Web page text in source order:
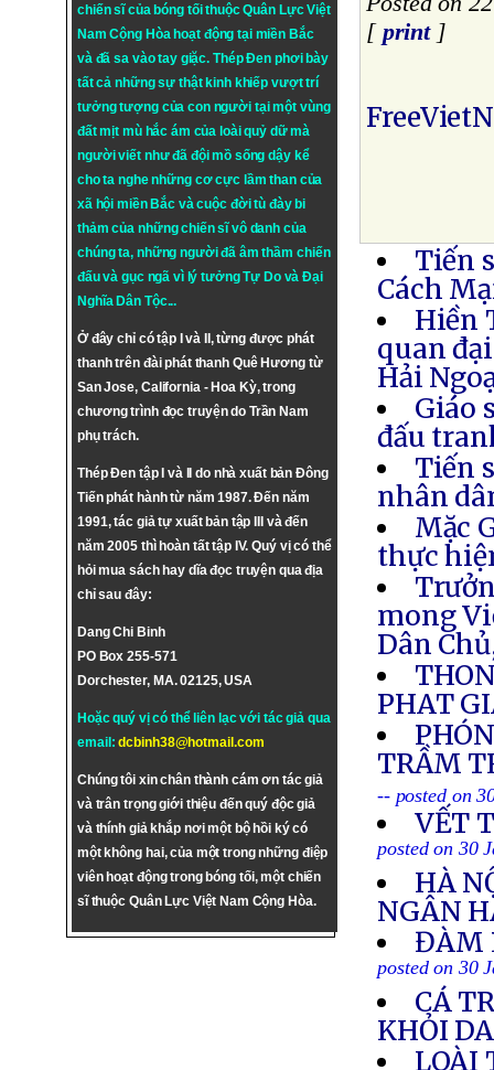
chiến sĩ của bóng tối thuộc Quân Lực Việt
Nam Cộng Hòa hoạt động tại miền Bắc
và đã sa vào tay giặc. Thép Đen phơi bày
tất cả những sự thật kinh khiếp vượt trí
tưởng tượng của con người tại một vùng
đất mịt mù hắc ám của loài quỷ dữ mà
người viết như đã đội mồ sống dậy kể
cho ta nghe những cơ cực lầm than của
xã hội miền Bắc và cuộc đời tù đày bi
thảm của những chiến sĩ vô danh của
chúng ta, những người đã âm thầm chiến
đấu và gục ngã vì lý tưởngTự DovàĐại
Nghĩa Dân Tộc...
Ở đây chỉ có tập I và II, từng được phát
thanh trên đài phát thanh Quê Hương từ
San Jose, California - Hoa Kỳ, trong
chương trình đọc truyện do Trần Nam
phụ trách.
Thép Đen tập I và II do nhà xuất bản Đông
Tiến phát hành từ năm 1987. Đến năm
1991, tác giả tự xuất bản tập III và đến
năm 2005 thì hoàn tất tập IV. Quý vị có thể
hỏi mua sách hay dĩa đọc truyện qua địa
chỉ sau đây:
Dang Chi Binh
PO Box 255-571
Dorchester, MA. 02125, USA
Hoặc quý vị có thể liên lạc với tác giả qua
email:dcbinh38@hotmail.com
Chúng tôi xin chân thành cám ơn tác giả
và trân trọng giới thiệu đến quý độc giả
và thính giả khắp nơi một bộ hồi ký có
một không hai, của một trong những điệp
viên hoạt động trong bóng tối, một chiến
sĩ thuộc Quân Lực Việt Nam Cộng Hòa.
[ print]
Tiến
Cách
Hiền
quan
Hải
Giáo
đấu
Tiến
nhân
Mặc
thực
mong
Dân
PHAT
TRẦM
-- posted on
VẾT
posted on 30
HÀ
NGÂN
ĐÀM
posted on 30
CÁ
KHỎI
LOÀI